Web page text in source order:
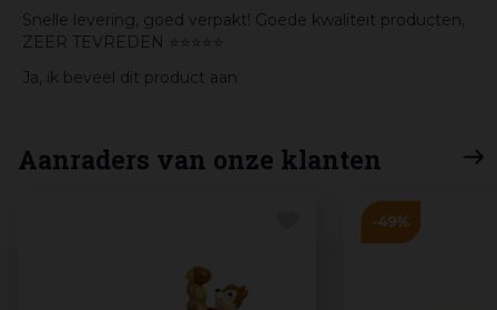
Snelle levering, goed verpakt! Goede kwaliteit producten,
ZEER TEVREDEN ⭐️⭐️⭐️⭐️⭐️
Ja, ik beveel dit product aan
Aanraders van onze klanten